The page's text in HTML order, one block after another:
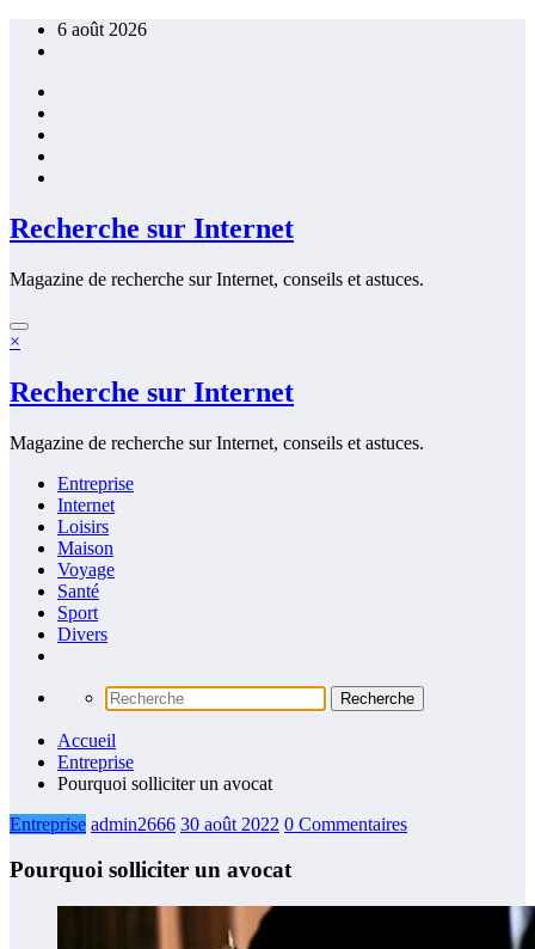
Aller
6 août 2026
Recherche sur Internet
Magazine de recherche sur Internet, conseils et astuces.
×
Recherche sur Internet
Magazine de recherche sur Internet, conseils et astuces.
Entreprise
Internet
Loisirs
Maison
Voyage
Santé
Sport
Divers
Accueil
Entreprise
Pourquoi solliciter un avocat
Entreprise admin2666 30 août 2022 0 Commentaires
Pourquoi solliciter un avocat